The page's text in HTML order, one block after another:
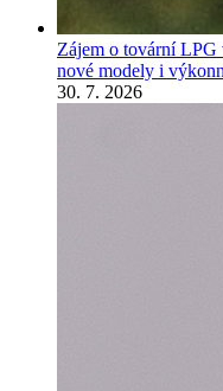
Zájem o tovární
nové modely i
30. 7. 2026